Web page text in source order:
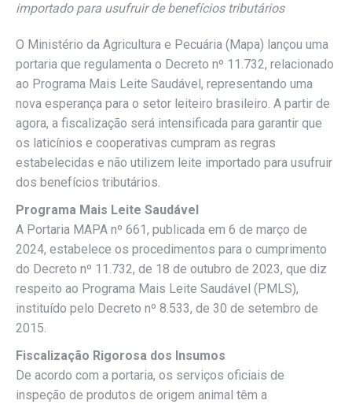
importado para usufruir de benefícios tributários
O Ministério da Agricultura e Pecuária (Mapa) lançou uma
portaria que regulamenta o Decreto nº 11.732, relacionado
ao Programa Mais Leite Saudável, representando uma
nova esperança para o setor leiteiro brasileiro. A partir de
agora, a fiscalização será intensificada para garantir que
os laticínios e cooperativas cumpram as regras
estabelecidas e não utilizem leite importado para usufruir
dos benefícios tributários.
Programa Mais Leite Saudável
A Portaria MAPA nº 661, publicada em 6 de março de
2024, estabelece os procedimentos para o cumprimento
do Decreto nº 11.732, de 18 de outubro de 2023, que diz
respeito ao Programa Mais Leite Saudável (PMLS),
instituído pelo Decreto nº 8.533, de 30 de setembro de
2015.
Fiscalização Rigorosa dos Insumos
De acordo com a portaria, os serviços oficiais de
inspeção de produtos de origem animal têm a